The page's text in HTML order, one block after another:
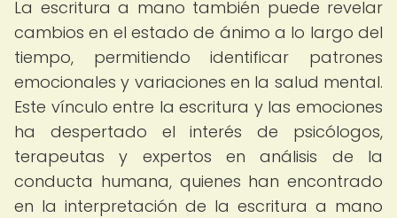
La escritura a mano también puede revelar
cambios en el estado de ánimo a lo largo del
tiempo, permitiendo identificar patrones
emocionales y variaciones en la salud mental.
Este vínculo entre la escritura y las emociones
ha despertado el interés de psicólogos,
terapeutas y expertos en análisis de la
conducta humana, quienes han encontrado
en la interpretación de la escritura a mano